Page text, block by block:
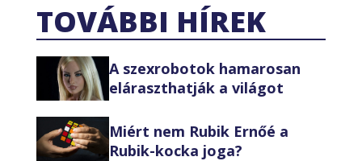
TOVÁBBI HÍREK
A szexrobotok hamarosan
eláraszthatják a világot
Miért nem Rubik Ernőé a
Rubik-kocka joga?